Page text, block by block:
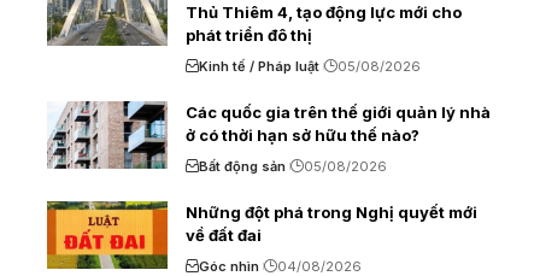
Thủ Thiêm 4, tạo động lực mới cho
phát triển đô thị
Kinh tế / Pháp luật 05/08/2026
Các quốc gia trên thế giới quản lý nhà
ở có thời hạn sở hữu thế nào?
Bất động sản 05/08/2026
Những đột phá trong Nghị quyết mới
về đất đai
Góc nhìn 04/08/2026